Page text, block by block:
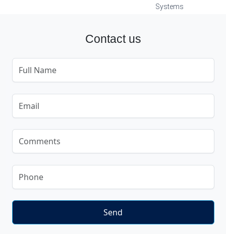
Systems
Contact us